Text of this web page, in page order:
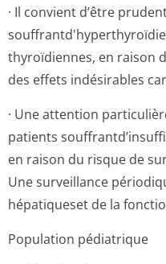
· Il convient d’être
thyroïdiennes, en raison
des effets indésirables
· Une attention
patients
en raison du risque de
Une surveillance
hépatiqueset de la
Population pédiatrique